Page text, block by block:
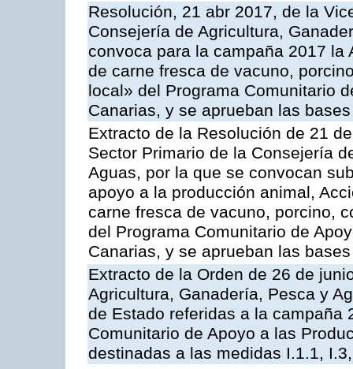
Resolución, 21 abr 2017, de la
Consejería de Agricultura,
convoca para la campaña 2017
de carne fresca de vacuno,
local» del Programa Comunitario
Canarias, y se aprueban las
Extracto de la Resolución de 21
Sector Primario de la Consejería
Aguas, por la que se convocan
apoyo a la producción animal,
carne fresca de vacuno, porcino,
del Programa Comunitario de
Canarias, y se aprueban las
Extracto de la Orden de 26 de
Agricultura, Ganadería, Pesca y
de Estado referidas a la campaña
Comunitario de Apoyo a las
destinadas a las medidas I.1.1,